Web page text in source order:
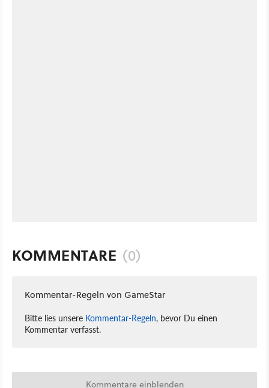
KOMMENTARE (0)
Kommentar-Regeln von GameStar
Bitte lies unsere Kommentar-Regeln, bevor Du einen
Kommentar verfasst.
Kommentare einblenden